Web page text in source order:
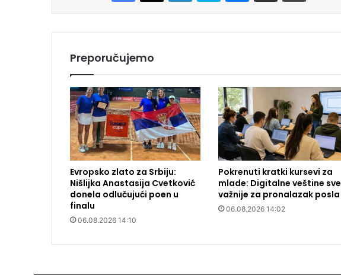
Preporučujemo
Evropsko zlato za Srbiju:
Nišlijka Anastasija Cvetković
donela odlučujući poen u
finalu
06.08.2026 14:10
Pokrenuti kratki kursevi za
mlade: Digitalne veštine sve
važnije za pronalazak posla
06.08.2026 14:02